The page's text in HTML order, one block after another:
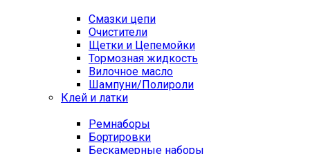
Смазки цепи
Очистители
Щетки и Цепемойки
Тормозная жидкость
Вилочное масло
Шампуни/Полироли
Клей и латки
Ремнаборы
Бортировки
Бескамерные наборы